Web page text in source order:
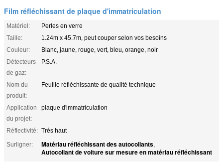
Film réfléchissant de plaque d'immatriculation
Matériel:
Perles en verre
Taille:
1.24m x 45.7m, peut couper selon vos besoins
Couleur:
Blanc, jaune, rouge, vert, bleu, orange, noir
Détecteurs
de gaz:
P.S.A.
Nom du
produit:
Feuille réfléchissante de qualité technique
Application
du projet:
plaque d'immatriculation
Réflectivité: Très haut
Surligner:
Matériau réfléchissant des autocollants,
Autocollant de voiture sur mesure en matériau réfléchissant